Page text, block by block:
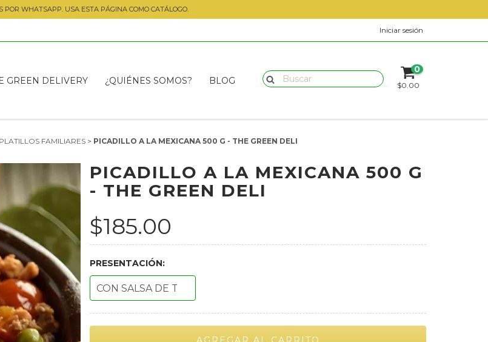
POR WHATSAPP. USA ESTA PÁGINA COMO CATÁLOGO.
Iniciar sesión
GREEN DELIVERY ¿QUIÉNES SOMOS? BLOG
0
$0.00
FAMILIARES > PICADILLO A LA MEXICANA 500 G - THE GREEN DELI
PICADILLO A LA MEXICANA 500 G
- THE GREEN DELI
$185.00
PRESENTACIÓN: